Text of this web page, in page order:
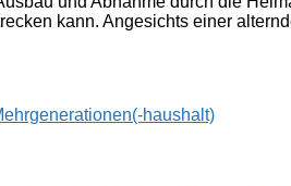
kann. Angesichts einer
haushalt)